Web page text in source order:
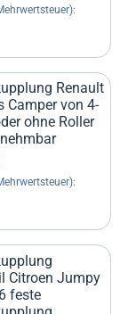
Renault
Camper von 4-
ohne Roller
ohne MwSt.:
Citroen Jumpy
feste